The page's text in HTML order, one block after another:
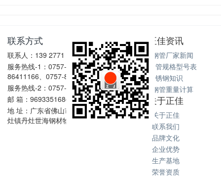
联系方式
联系人：139 2771 6167
服务热线-1：0757-
86411166、0757-86411128
服务热线-2：0757-86602198
邮 箱：969335168@qq.com
地 址：广东省佛山市南海区丹
灶镇丹灶世海钢材物流中心
正佳资讯
不锈钢管厂家新闻
不锈钢管规格型号表
不锈钢知识
不锈钢管重量计算
关于正佳
关于正佳
联系我们
品牌文化
企业优势
生产基地
荣誉资质